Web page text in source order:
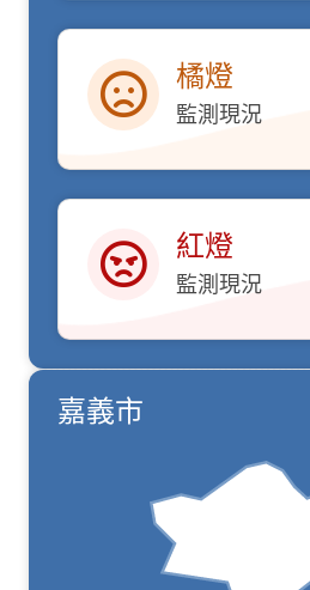
橘燈
橘燈
監測現況
紅燈
紅燈
監測現況
嘉義市